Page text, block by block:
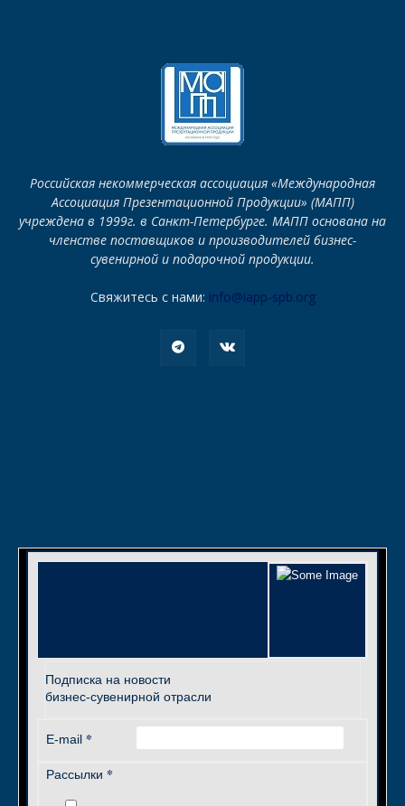
Российская некоммерческая ассоциация «Международная
Ассоциация Презентационной Продукции» (МАПП)
учреждена в 1999г. в Санкт-Петербурге. МАПП основана на
членстве поставщиков и производителей бизнес-
сувенирной и подарочной продукции.
Свяжитесь с нами: info@iapp-spb.org
Подписка на новости
бизнес-сувенирной отрасли
E-mail *
Рассылки *